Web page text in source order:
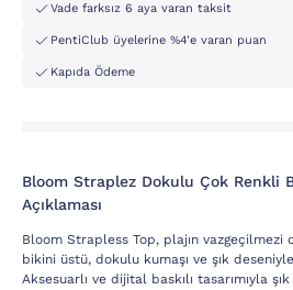
Vade farksız 6 aya varan taksit
PentiClub üyelerine %4'e varan puan
Kapıda Ödeme
Bloom Straplez Dokulu Çok Renkli
Açıklaması
Bloom Strapless Top, plajın vazgeçilmezi
bikini üstü, dokulu kumaşı ve şık deseniyle
Aksesuarlı ve dijital baskılı tasarımıyla